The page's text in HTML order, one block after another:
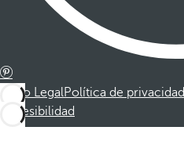
Aviso LegalPolítica de privacidad
Accesibilidad